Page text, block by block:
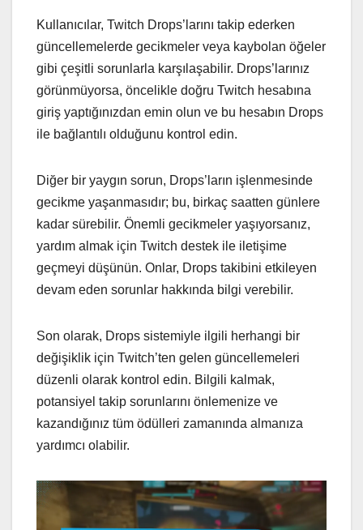
Kullanıcılar, Twitch Drops’larını takip ederken
güncellemelerde gecikmeler veya kaybolan öğeler
gibi çeşitli sorunlarla karşılaşabilir. Drops’larınız
görünmüyorsa, öncelikle doğru Twitch hesabına
giriş yaptığınızdan emin olun ve bu hesabın Drops
ile bağlantılı olduğunu kontrol edin.
Diğer bir yaygın sorun, Drops’ların işlenmesinde
gecikme yaşanmasıdır; bu, birkaç saatten günlere
kadar sürebilir. Önemli gecikmeler yaşıyorsanız,
yardım almak için Twitch destek ile iletişime
geçmeyi düşünün. Onlar, Drops takibini etkileyen
devam eden sorunlar hakkında bilgi verebilir.
Son olarak, Drops sistemiyle ilgili herhangi bir
değişiklik için Twitch’ten gelen güncellemeleri
düzenli olarak kontrol edin. Bilgili kalmak,
potansiyel takip sorunlarını önlemenize ve
kazandığınız tüm ödülleri zamanında almanıza
yardımcı olabilir.